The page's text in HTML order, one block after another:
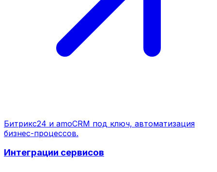
Битрикс24 и amoCRM под ключ, автоматизация
бизнес-процессов.
Интеграции сервисов